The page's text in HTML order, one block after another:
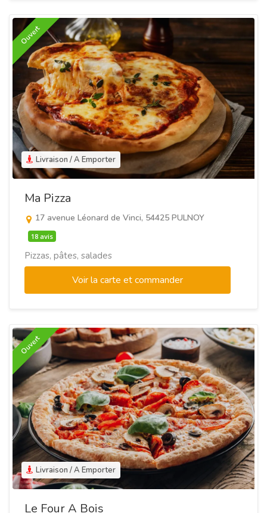
Livraison / A Emporter
Ouvert
Ma Pizza
17 avenue Léonard de Vinci, 54425 PULNOY
18 avis
Pizzas, pâtes, salades
Voir la carte et commander
Livraison / A Emporter
Ouvert
Le Four A Bois